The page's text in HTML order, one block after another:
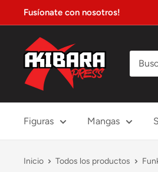
directamente
contenido
Fusíonate con nosotros!
Akibara
Xpress
Figuras Mangas
Inicio Todos los productos